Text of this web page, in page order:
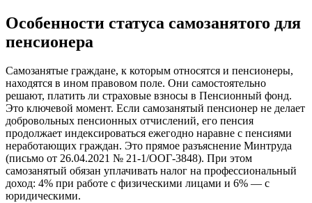
Особенности статуса самозанятого для
пенсионера
Самозанятые граждане, к которым относятся и пенсионеры,
находятся в ином правовом поле. Они самостоятельно
решают, платить ли страховые взносы в Пенсионный фонд.
Это ключевой момент. Если самозанятый пенсионер не делает
добровольных пенсионных отчислений, его пенсия
продолжает индексироваться ежегодно наравне с пенсиями
неработающих граждан. Это прямое разъяснение Минтруда
(письмо от 26.04.2021 № 21-1/ООГ-3848). При этом
самозанятый обязан уплачивать налог на профессиональный
доход: 4% при работе с физическими лицами и 6% — с
юридическими.